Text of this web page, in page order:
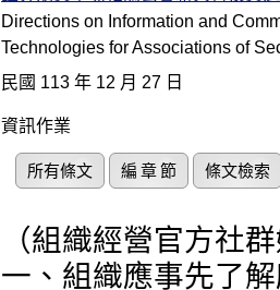
Directions on Information and
Technologies for Associations of
民國 113 年 12 月 27 日
資訊作業
所有條文 編 章 節 條文檢索
（組織經營官方社
一、組織應事先了